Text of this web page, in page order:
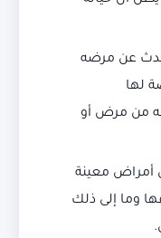
عن مرضه
لها
من مرض أو
أمراض معينة
وما إلى ذلك